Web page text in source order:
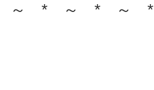
～ * ～ *